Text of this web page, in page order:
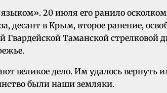
20 июля его ранило
десант в Крым, второе ранение,
Таманской стрелковой
великое дело. Им удалось
были наши земляки.